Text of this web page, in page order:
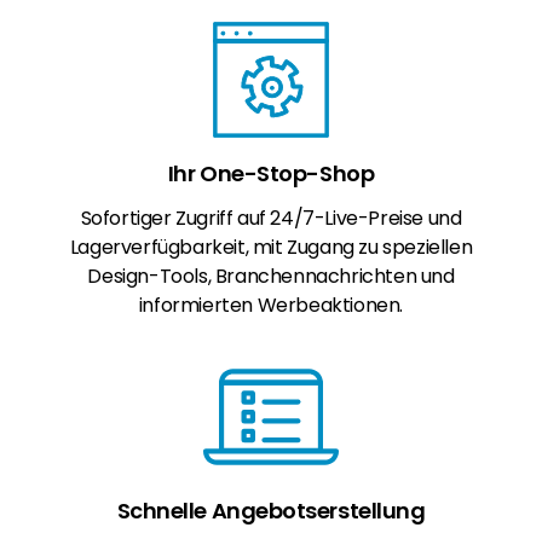
Ihr One-Stop-Shop
Sofortiger Zugriff auf 24/7-Live-Preise und
Lagerverfügbarkeit, mit Zugang zu speziellen
Design-Tools, Branchennachrichten und
informierten Werbeaktionen.
Schnelle Angebotserstellung